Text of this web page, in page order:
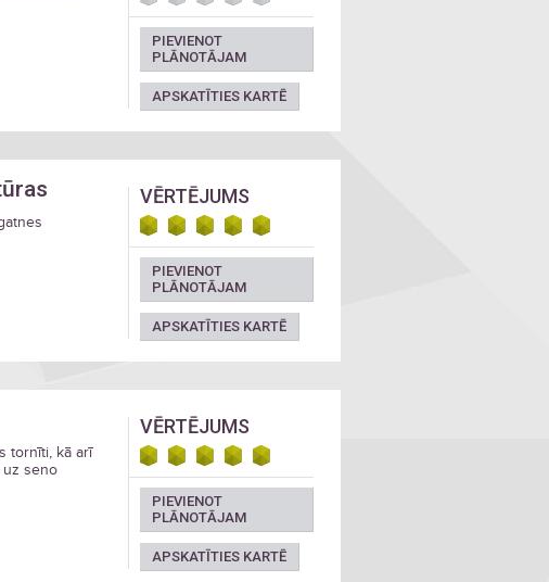
PIEVIENOT
PLĀNOTĀJAM
APSKATĪTIES KARTĒ
VĒRTĒJUMS
PIEVIENOT
PLĀNOTĀJAM
APSKATĪTIES KARTĒ
tornīti, kā arī
uz seno
VĒRTĒJUMS
PIEVIENOT
PLĀNOTĀJAM
APSKATĪTIES KARTĒ